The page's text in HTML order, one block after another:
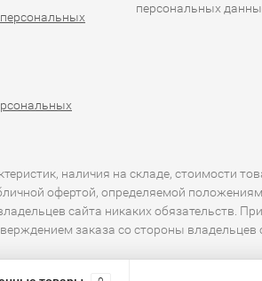
персональных
наличия на складе, стоимости
офертой, определяемой
сайта никаких обязательств.
заказа со стороны владельцев